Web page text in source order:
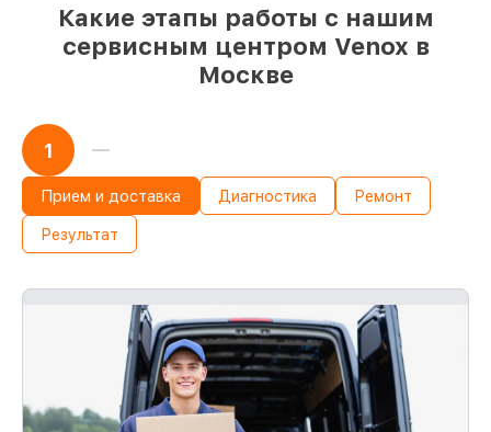
Какие этапы работы с нашим
сервисным центром Venox в
Москве
1
Прием и доставка Диагностика Ремонт
Результат